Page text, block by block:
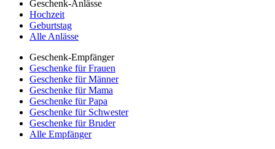
Geschenk-Anlässe
Hochzeit
Geburtstag
Alle Anlässe
Geschenk-Empfänger
Geschenke für Frauen
Geschenke für Männer
Geschenke für Mama
Geschenke für Papa
Geschenke für Schwester
Geschenke für Bruder
Alle Empfänger